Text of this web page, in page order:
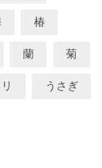
椿
蘭 菊
うさぎ